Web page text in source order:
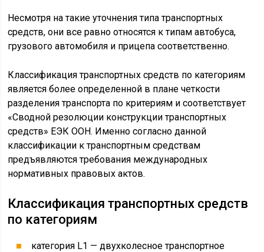
Несмотря на такие уточнения типа транспортных
средств, они все равно относятся к типам автобуса,
грузового автомобиля и прицепа соответственно.
Классификация транспортных средств по категориям
является более определенной в плане четкости
разделения транспорта по критериям и соответствует
«Сводной резолюции конструкции транспортных
средств» ЕЭК ООН. Именно согласно данной
классификации к транспортным средствам
предъявляются требования международных
нормативных правовых актов.
Классификация транспортных средств
по категориям
категория L1 — двухколесное транспортное